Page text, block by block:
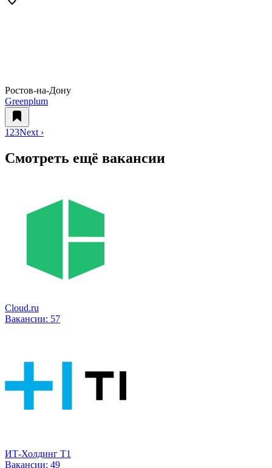
Ростов-на-Дону
Greenplum
1 23Next ›
Смотреть ещё вакансии
Cloud.ru
Вакансии: 57
ИТ-Холдинг Т1
Вакансии: 49